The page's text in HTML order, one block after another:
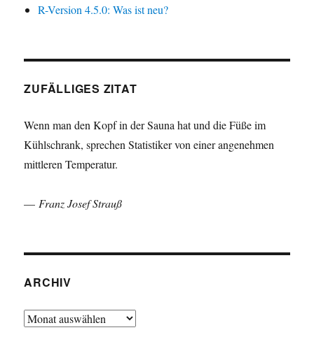
R-Version 4.5.0: Was ist neu?
ZUFÄLLIGES ZITAT
Wenn man den Kopf in der Sauna hat und die Füße im
Kühlschrank, sprechen Statistiker von einer angenehmen
mittleren Temperatur.
— Franz Josef Strauß
ARCHIV
Archiv